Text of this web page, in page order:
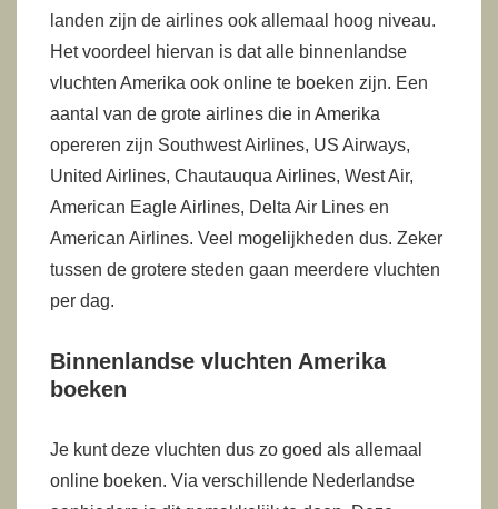
landen zijn de airlines ook allemaal hoog niveau.
Het voordeel hiervan is dat alle binnenlandse
vluchten Amerika ook online te boeken zijn. Een
aantal van de grote airlines die in Amerika
opereren zijn Southwest Airlines, US Airways,
United Airlines, Chautauqua Airlines, West Air,
American Eagle Airlines, Delta Air Lines en
American Airlines. Veel mogelijkheden dus. Zeker
tussen de grotere steden gaan meerdere vluchten
per dag.
Binnenlandse vluchten Amerika
boeken
Je kunt deze vluchten dus zo goed als allemaal
online boeken. Via verschillende Nederlandse